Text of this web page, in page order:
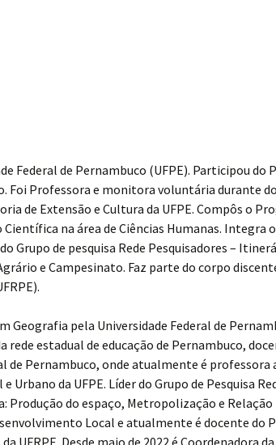
Federal de Pernambuco (UFPE). Participou do
Foi Professora e monitora voluntária durante
de Extensão e Cultura da UFPE. Compôs o
na área de Ciências Humanas. Integra
de pesquisa Rede Pesquisadores –
e Campesinato. Faz parte do corpo
Geografia pela Universidade Federal de
rede estadual de educação de Pernambuco,
de Pernambuco, onde atualmente é professora
da UFPE. Líder do Grupo de Pesquisa
Produção do espaço, Metropolização e Relação
Local e atualmente é docente do
Desde maio de 2022 é Coordenadora